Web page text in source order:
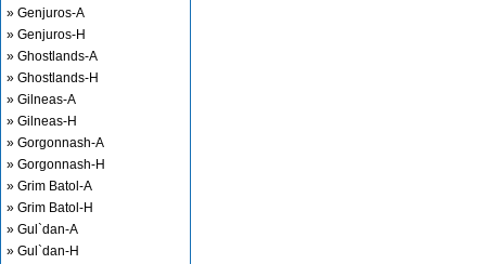
» Genjuros-A
» Genjuros-H
» Ghostlands-A
» Ghostlands-H
» Gilneas-A
» Gilneas-H
» Gorgonnash-A
» Gorgonnash-H
» Grim Batol-A
» Grim Batol-H
» Gul`dan-A
» Gul`dan-H